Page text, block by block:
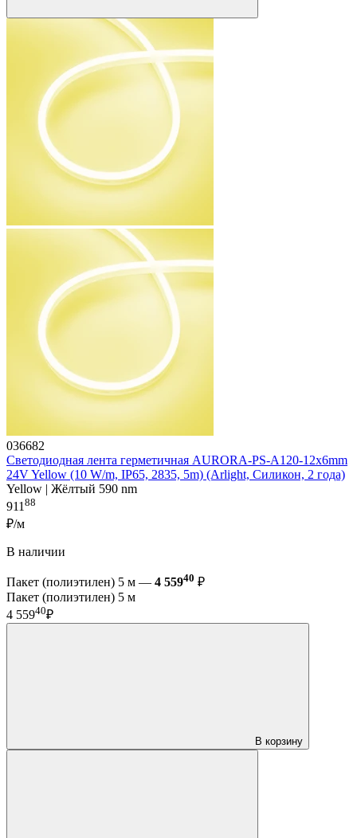
036682
Светодиодная лента герметичная AURORA-PS-A120-12x6mm
24V Yellow (10 W/m, IP65, 2835, 5m) (Arlight, Силикон, 2 года)
Yellow | Жёлтый 590 nm
91188
₽/м
В наличии
Пакет (полиэтилен) 5 м — 4 55940 ₽
Пакет (полиэтилен) 5 м
4 55940₽
В корзину